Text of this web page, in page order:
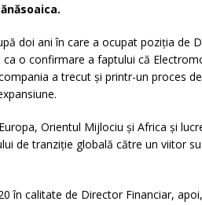
doi ani în care a ocupat poziția de
o confirmare a faptului că
a trecut și printr-un proces
Orientul Mijlociu și Africa și
de tranziție globală către un viitor
în calitate de Director Financiar,